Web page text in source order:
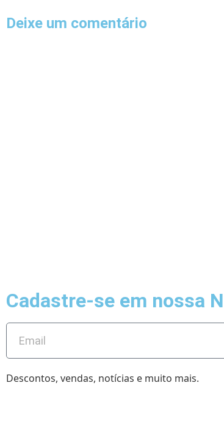
Deixe um comentário
Cadastre-se em nossa
Descontos, vendas, notícias e muito mais.